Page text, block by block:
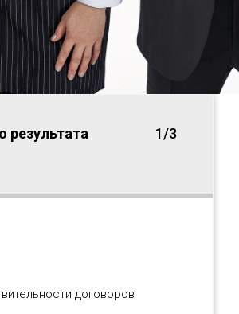
результата
1/3
договоров